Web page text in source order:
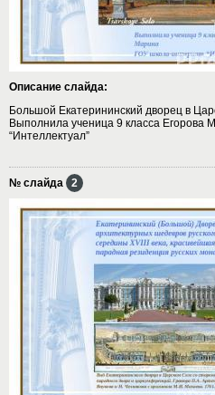
Описание слайда:
Большой Екатерининский дворец в
Выполнила ученица 9 класса Егорова
“Интеллектуал”
№ слайда 2